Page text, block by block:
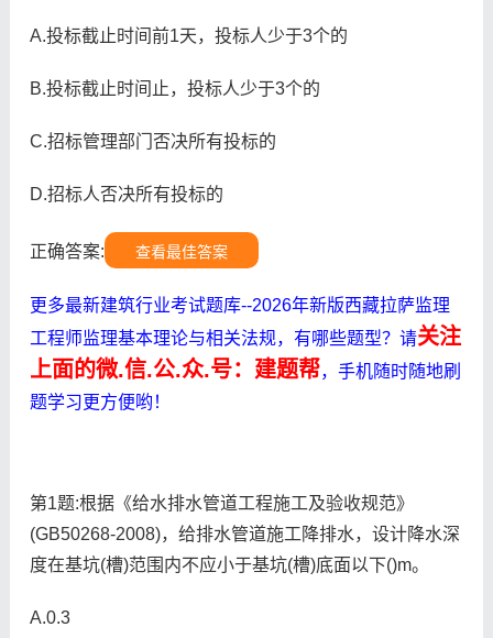
A.投标截止时间前1天，投标人少于3个的
B.投标截止时间止，投标人少于3个的
C.招标管理部门否决所有投标的
D.招标人否决所有投标的
正确答案: 查看最佳答案
更多最新建筑行业考试题库--2026年新版西藏拉萨监理
工程师监理基本理论与相关法规，有哪些题型？请关注
上面的微.信.公.众.号：建题帮，手机随时随地刷
题学习更方便哟！
第1题:根据《给水排水管道工程施工及验收规范》
(GB50268-2008)，给排水管道施工降排水，设计降水深
度在基坑(槽)范围内不应小于基坑(槽)底面以下()m。
A.0.3